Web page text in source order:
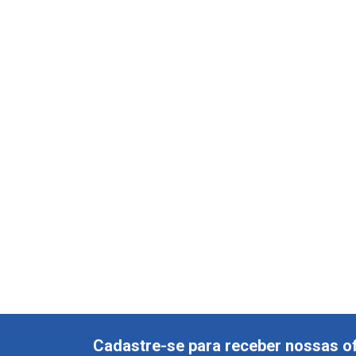
Cadastre-se para receber nossas